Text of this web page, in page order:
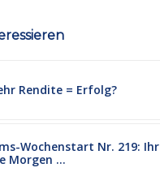
Rendite = Erfolg?
Wochenstart Nr. 219: Ihr
Morgen …